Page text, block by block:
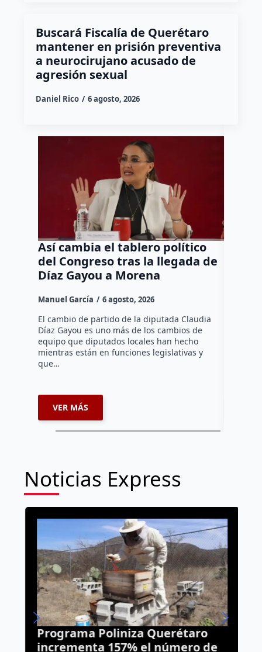
Buscará Fiscalía de Querétaro
mantener en prisión preventiva
a neurocirujano acusado de
agresión sexual
Daniel Rico 6 agosto, 2026
Así cambia el tablero político
del Congreso tras la llegada de
Díaz Gayou a Morena
Manuel García 6 agosto, 2026
El cambio de partido de la diputada Claudia
Díaz Gayou es uno más de los cambios de
equipo que diputados locales han hecho
mientras están en funciones legislativas y
que…
VER MÁS
Noticias Express
Programa Poliniza Querétaro
incrementa 157% el número de